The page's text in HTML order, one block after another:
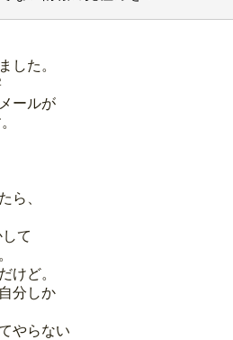
した。
ールが
ら、
て
けど。
分しか
やらない